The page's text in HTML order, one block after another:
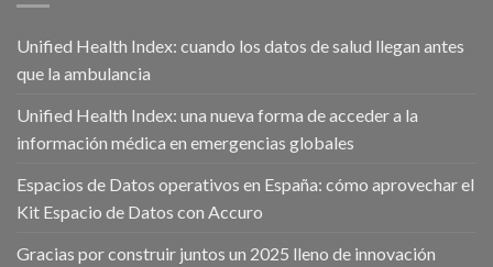
Unified Health Index: cuando los datos de salud llegan antes
que la ambulancia
Unified Health Index: una nueva forma de acceder a la
información médica en emergencias globales
Espacios de Datos operativos en España: cómo aprovechar el
Kit Espacio de Datos con Accuro
Gracias por construir juntos un 2025 lleno de innovación